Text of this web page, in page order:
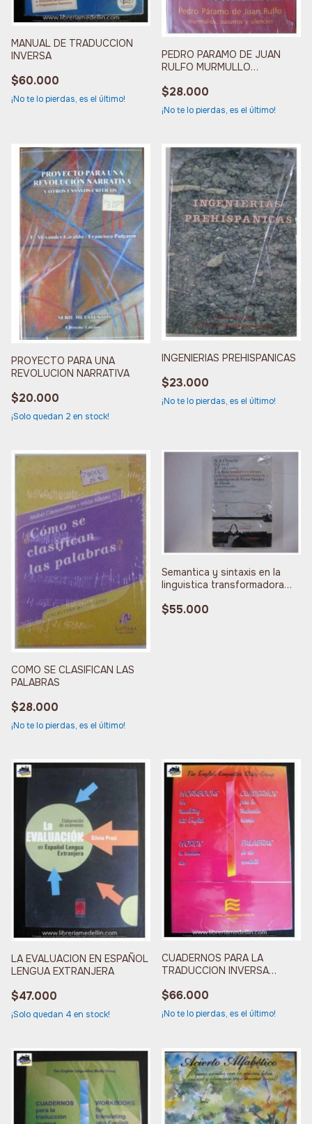
MANUAL DE TRADUCCION
INVERSA
$60.000
¡No te lo pierdas, es el último!
PEDRO PARAMO DE JUAN
RULFO MURMULLO
$28.000
¡No te lo pierdas, es el último!
PROYECTO PARA UNA
REVOLUCION NARRATIVA
$20.000
¡Solo quedan 2 en stock!
INGENIERIAS PREHISPANICAS
$23.000
¡No te lo pierdas, es el último!
COMO SE CLASIFICAN LAS
PALABRAS
$28.000
¡No te lo pierdas, es el último!
Semantica y sintaxis en la
linguistica transformadora
$55.000
LA EVALUACION EN ESPAÑOL
LENGUA EXTRANJERA
$47.000
¡Solo quedan 4 en stock!
CUADERNOS PARA LA
TRADUCCION INVERSA
$66.000
¡No te lo pierdas, es el último!